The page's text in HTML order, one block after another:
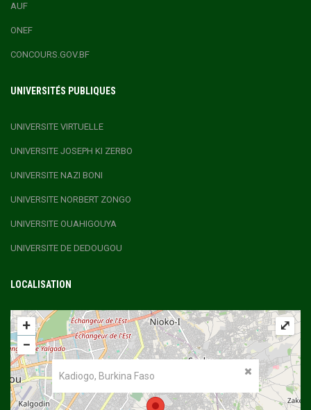
AUF
ONEF
CONCOURS.GOV.BF
UNIVERSITÉS PUBLIQUES
UNIVERSITE VIRTUELLE
UNIVERSITE JOSEPH KI ZERBO
UNIVERSITE NAZI BONI
UNIVERSITE NORBERT ZONGO
UNIVERSITE OUAHIGOUYA
UNIVERSITE DE DEDOUGOU
LOCALISATION
Kadiogo, Burkina Faso
+
−
⤢